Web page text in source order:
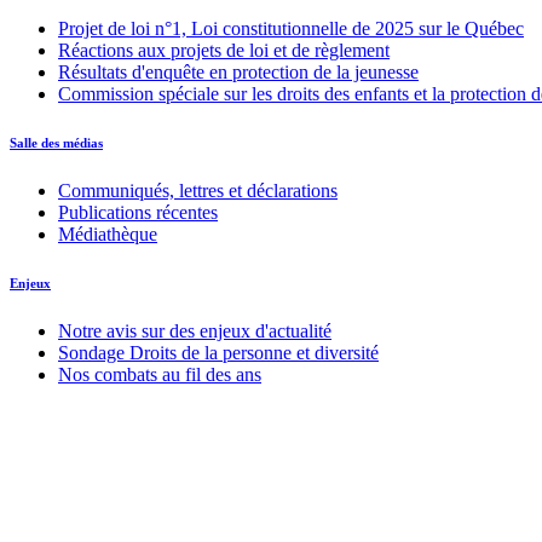
Projet de loi n°1, Loi constitutionnelle de 2025 sur le Québec
Réactions aux projets de loi et de règlement
Résultats d'enquête en protection de la jeunesse
Commission spéciale sur les droits des enfants et la protection
Salle des médias
Communiqués, lettres et déclarations
Publications récentes
Médiathèque
Enjeux
Notre avis sur des enjeux d'actualité
Sondage Droits de la personne et diversité
Nos combats au fil des ans